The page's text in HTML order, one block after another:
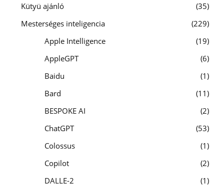
Kütyü ajánló
35
Mesterséges inteligencia
229
Apple Intelligence
19
AppleGPT
6
Baidu
1
Bard
11
BESPOKE AI
2
ChatGPT
53
Colossus
1
Copilot
2
DALLE-2
1